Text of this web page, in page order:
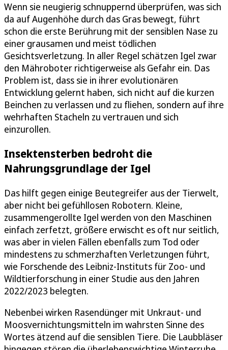
Wenn sie neugierig schnuppernd überprüfen, was sich
da auf Augenhöhe durch das Gras bewegt, führt
schon die erste Berührung mit der sensiblen Nase zu
einer grausamen und meist tödlichen
Gesichtsverletzung. In aller Regel schätzen Igel zwar
den Mähroboter richtigerweise als Gefahr ein. Das
Problem ist, dass sie in ihrer evolutionären
Entwicklung gelernt haben, sich nicht auf die kurzen
Beinchen zu verlassen und zu fliehen, sondern auf ihre
wehrhaften Stacheln zu vertrauen und sich
einzurollen.
Insektensterben bedroht die
Nahrungsgrundlage der Igel
Das hilft gegen einige Beutegreifer aus der Tierwelt,
aber nicht bei gefühllosen Robotern. Kleine,
zusammengerollte Igel werden von den Maschinen
einfach zerfetzt, größere erwischt es oft nur seitlich,
was aber in vielen Fällen ebenfalls zum Tod oder
mindestens zu schmerzhaften Verletzungen führt,
wie Forschende des Leibniz-Instituts für Zoo- und
Wildtierforschung in einer Studie aus den Jahren
2022/2023 belegten.
Nebenbei wirken Rasendünger mit Unkraut- und
Moosvernichtungsmitteln im wahrsten Sinne des
Wortes ätzend auf die sensiblen Tiere. Die Laubbläser